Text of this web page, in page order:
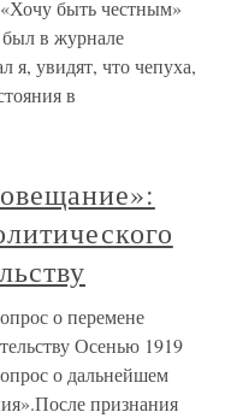
быть честным»
был в журнале
я, увидят, что чепуха,
в
о перемене
Осенью 1919
о дальнейшем
признания